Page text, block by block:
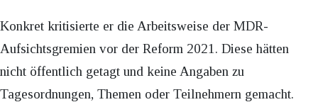
Konkret kritisierte er die Arbeitsweise der MDR-
Aufsichtsgremien vor der Reform 2021. Diese hätten
nicht öffentlich getagt und keine Angaben zu
Tagesordnungen, Themen oder Teilnehmern gemacht.